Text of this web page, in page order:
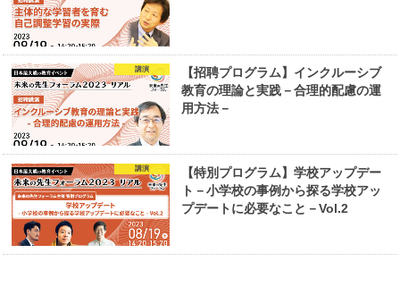
講演
【招聘プログラム】インクルーシブ
教育の理論と実践－合理的配慮の運
用方法－
講演
【特別プログラム】学校アップデー
ト－小学校の事例から探る学校アッ
プデートに必要なこと－Vol.2